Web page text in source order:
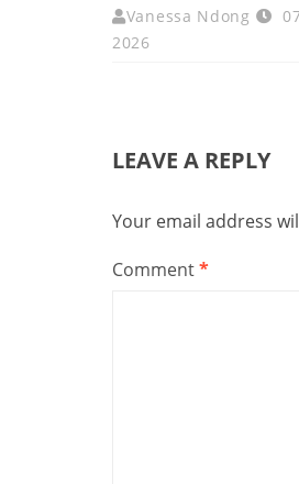
Vanessa Ndong
2026
LEAVE A REPLY
Your email address
Comment*